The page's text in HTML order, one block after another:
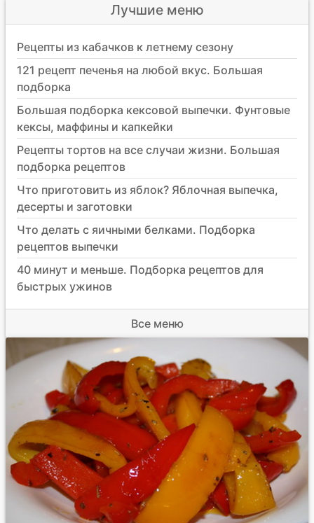
Лучшие меню
Рецепты из кабачков к летнему сезону
121 рецепт печенья на любой вкус. Большая
подборка
Большая подборка кексовой выпечки. Фунтовые
кексы, маффины и капкейки
Рецепты тортов на все случаи жизни. Большая
подборка рецептов
Что приготовить из яблок? Яблочная выпечка,
десерты и заготовки
Что делать с яичными белками. Подборка
рецептов выпечки
40 минут и меньше. Подборка рецептов для
быстрых ужинов
Все меню